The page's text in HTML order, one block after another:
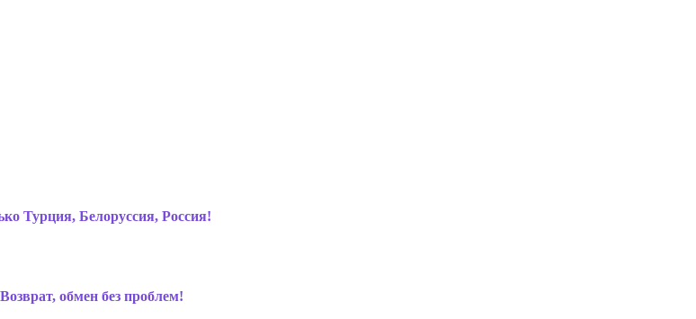
Турция, Белоруссия, Россия!
Возврат, обмен без проблем!